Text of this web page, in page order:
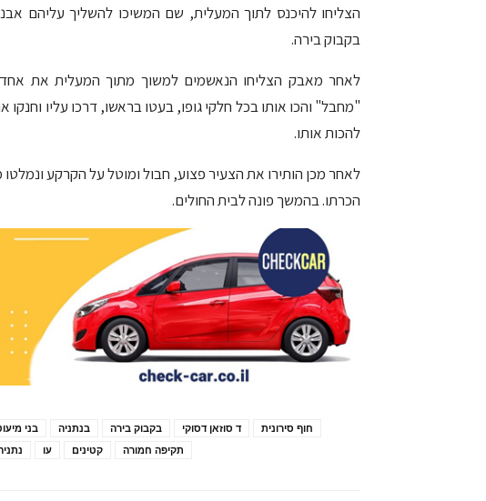
הצליחו להיכנס לתוך המעלית, שם המשיכו להשליך עליהם
בקבוק בירה.
לאחר מאבק הצליחו הנאשמים למשוך מתוך המעלית את אחד
"מחבל" והכו אותו בכל חלקי גופו, בעטו בראשו, דרכו עליו וחנקו
להכות אותו.
לאחר מכן הותירו את הצעיר פצוע, חבול ומוטל על הקרקע
הכרתו. בהמשך פונה לבית החולים.
בני בנתניה בקבוק בירה ד סוזאן דסוקי
חוף סירונית
עו קטינים תקיפה חמורה